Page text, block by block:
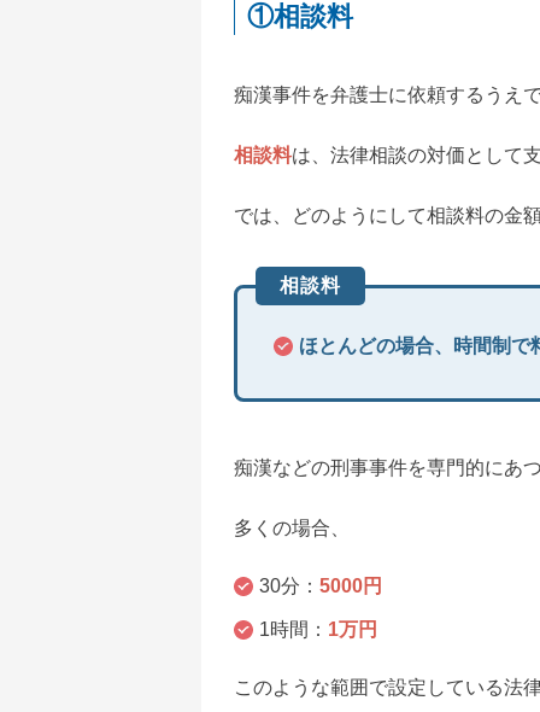
①相談料
痴漢事件を弁護士に依頼するうえ
相談料は、法律相談の対価として
では、どのようにして相談料の金
相談料
ほとんどの場合、時間制で
痴漢などの刑事事件を専門的にあ
多くの場合、
30分：5000円
1時間： 1万円
このような範囲で設定している法